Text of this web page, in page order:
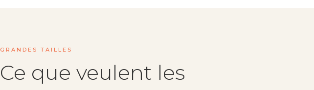
GRANDES TAILLES
Ce que veulent les